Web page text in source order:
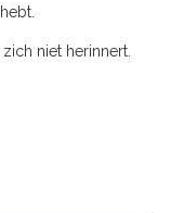
niet herinnert.